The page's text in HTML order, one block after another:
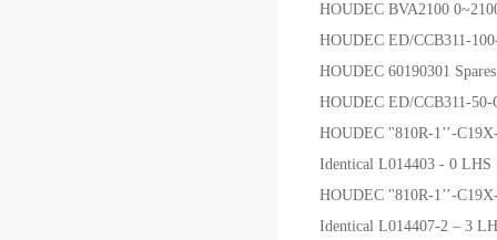
HOUDEC BVA2100
HOUDEC ED/CCB311-
HOUDEC 60190301
HOUDEC ED/CCB311-
HOUDEC "810R-1’’-
Identical L014403 - 0 LHS
HOUDEC "810R-1’’-
Identical L014407-2 – 3